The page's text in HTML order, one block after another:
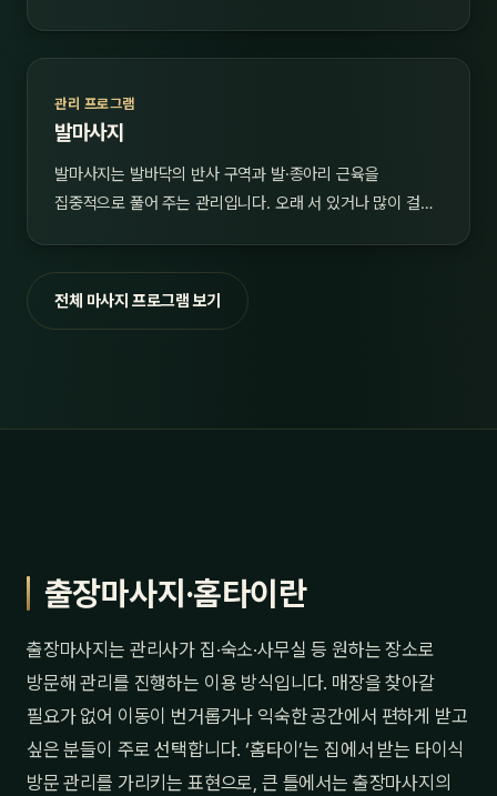
관리 프로그램
발마사지
발마사지는 발바닥의 반사 구역과 발·종아리 근육을
집중적으로 풀어 주는 관리입니다. 오래 서 있거나 많이 걸…
전체 마사지 프로그램 보기
출장마사지·홈타이란
출장마사지는 관리사가 집·숙소·사무실 등 원하는 장소로
방문해 관리를 진행하는 이용 방식입니다. 매장을 찾아갈
필요가 없어 이동이 번거롭거나 익숙한 공간에서 편하게 받고
싶은 분들이 주로 선택합니다. ‘홈타이’는 집에서 받는 타이식
방문 관리를 가리키는 표현으로, 큰 틀에서는 출장마사지의